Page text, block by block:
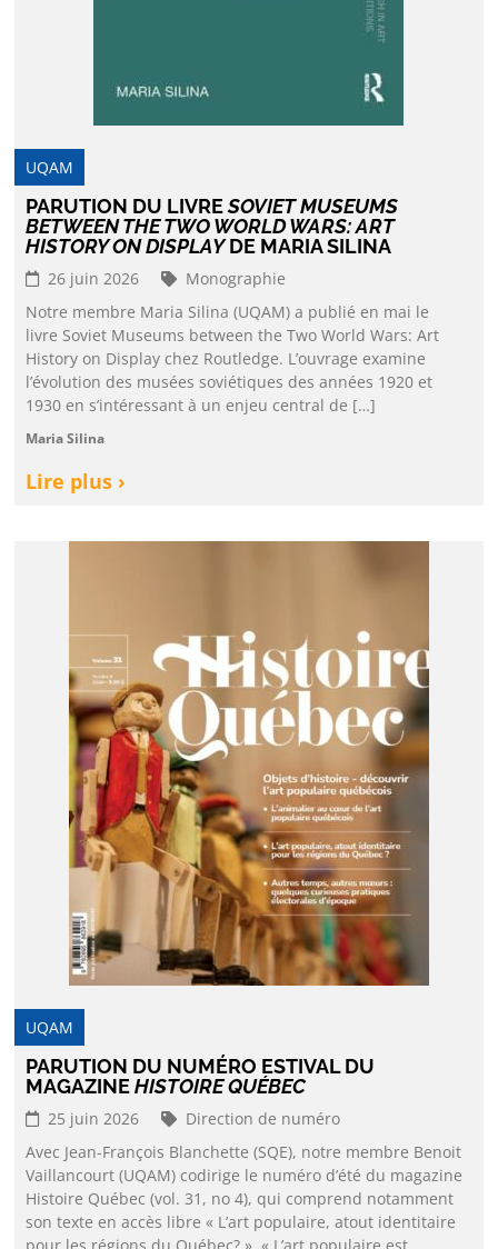
UQAM
PARUTION DU LIVRESOVIET MUSEUMS
BETWEEN THE TWO WORLD WARS: ART
HISTORY ON DISPLAYDE MARIA SILINA
26 juin 2026
Monographie
Notre membre Maria Silina (UQAM) a publié en mai le
livre Soviet Museums between the Two World Wars: Art
History on Display chez Routledge. L’ouvrage examine
l’évolution des musées soviétiques des années 1920 et
1930 en s’intéressant à un enjeu central de […]
Maria Silina
Lire plus ›
UQAM
PARUTION DU NUMÉRO ESTIVAL DU
MAGAZINEHISTOIRE QUÉBEC
25 juin 2026
Direction de numéro
Avec Jean-François Blanchette (SQE), notre membre Benoit
Vaillancourt (UQAM) codirige le numéro d’été du magazine
Histoire Québec (vol. 31, no 4), qui comprend notamment
son texte en accès libre « L’art populaire, atout identitaire